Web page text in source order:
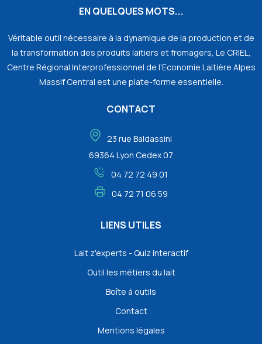
EN QUELQUES MOTS...
Véritable outil nécessaire à la dynamique de la production et de
la transformation des produits laitiers et fromagers, Le CRIEL,
Centre Régional Interprofessionnel de l'Economie Laitière Alpes
Massif Central est une plate-forme essentielle.
CONTACT
23 rue Baldassini
69364 Lyon Cedex 07
04 72 72 49 01
04 72 71 06 59
LIENS UTILES
Lait z'experts - Quiz interactif
Outil les métiers du lait
Boîte à outils
Contact
Mentions légales